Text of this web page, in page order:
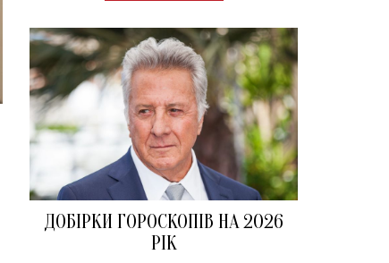
ДОБІРКИ ГОРОСКОПІВ НА 2026
РІК